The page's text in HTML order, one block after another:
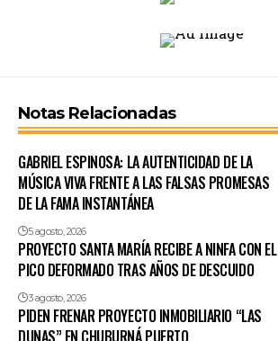
Notas Relacionadas
GABRIEL ESPINOSA: LA AUTENTICIDAD DE LA
MÚSICA VIVA FRENTE A LAS FALSAS PROMESAS
DE LA FAMA INSTANTÁNEA
5 agosto, 2026
PROYECTO SANTA MARÍA RECIBE A NINFA CON EL
PICO DEFORMADO TRAS AÑOS DE DESCUIDO
3 agosto, 2026
PIDEN FRENAR PROYECTO INMOBILIARIO “LAS